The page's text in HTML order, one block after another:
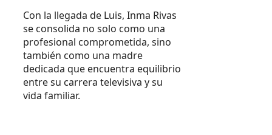
Con la llegada de Luis, Inma Rivas
se consolida no solo como una
profesional comprometida, sino
también como una madre
dedicada que encuentra equilibrio
entre su carrera televisiva y su
vida familiar.